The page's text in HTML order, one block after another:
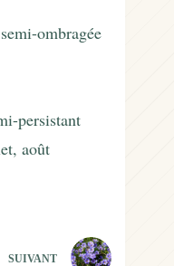
ombragée
persistant
août
SUIVANT